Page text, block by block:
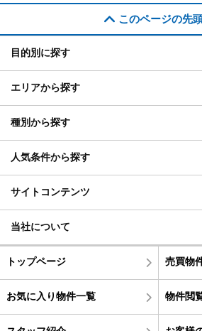
このページの先
目的別に探す
エリアから探す
種別から探す
人気条件から探す
サイトコンテンツ
当社について
トップページ 売買物
お気に入り物件一覧 物件閲